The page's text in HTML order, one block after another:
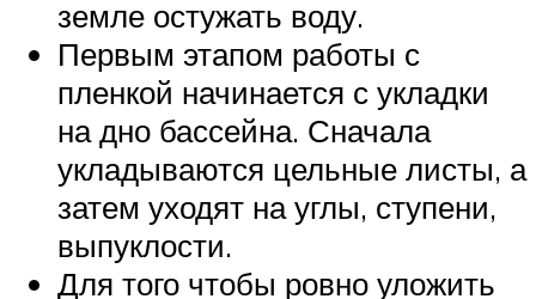
земле остужать воду.
Первым этапом работы с
пленкой начинается с укладки
на дно бассейна. Сначала
укладываются цельные листы, а
затем уходят на углы, ступени,
выпуклости.
Для того чтобы ровно уложить